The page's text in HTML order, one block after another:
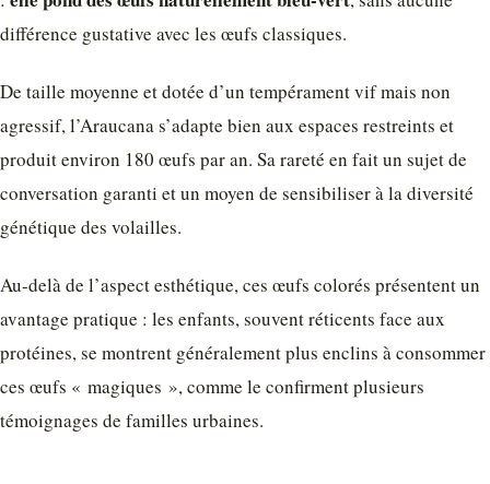
différence gustative avec les œufs classiques.
De taille moyenne et dotée d’un tempérament vif mais non
agressif, l’Araucana s’adapte bien aux espaces restreints et
produit environ 180 œufs par an. Sa rareté en fait un sujet de
conversation garanti et un moyen de sensibiliser à la diversité
génétique des volailles.
Au-delà de l’aspect esthétique, ces œufs colorés présentent un
avantage pratique : les enfants, souvent réticents face aux
protéines, se montrent généralement plus enclins à consommer
ces œufs « magiques », comme le confirment plusieurs
témoignages de familles urbaines.